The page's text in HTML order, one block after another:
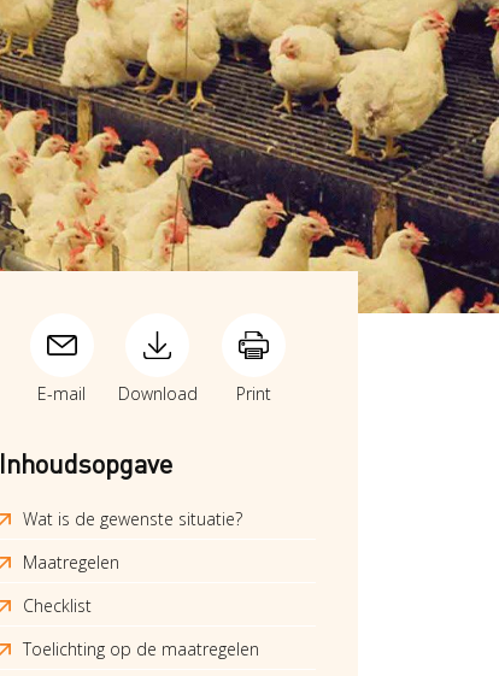
E-mail Download Print
Inhoudsopgave
Wat is de gewenste situatie?
Maatregelen
Checklist
Toelichting op de maatregelen